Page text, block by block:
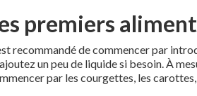
premiers
recommandé de commencer par
un peu de liquide si besoin. À
par les courgettes, les